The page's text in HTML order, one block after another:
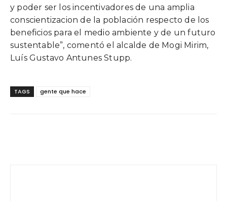
y poder ser los incentivadores de una amplia
conscientizacion de la población respecto de los
beneficios para el medio ambiente y de un futuro
sustentable”, comentó el alcalde de Mogi Mirim,
Luís Gustavo Antunes Stupp.
TAGS gente que hace